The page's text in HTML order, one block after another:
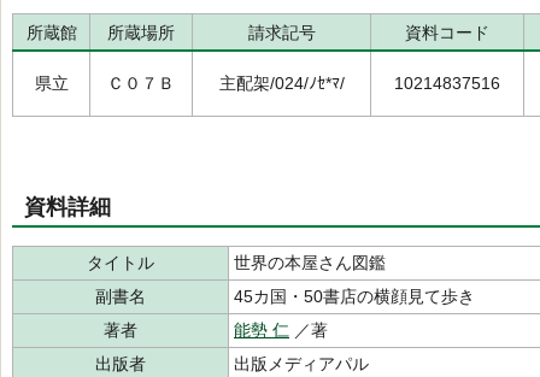
所蔵館 所蔵場所 請求記号 資料コード
県立 Ｃ０７Ｂ 主配架/024/ﾉｾ*ﾏ/ 10214837516
資料詳細
タイトル
世界の本屋さん図鑑
副書名
45カ国・50書店の横顔見て歩き
著者
能勢 仁 ／著
出版者
出版メディアパル